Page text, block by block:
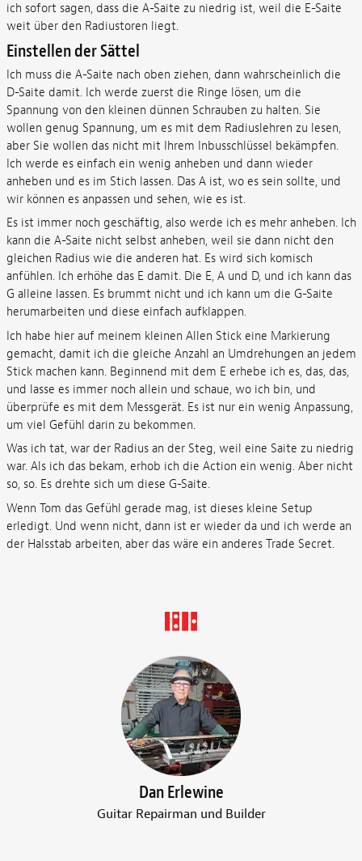
ich sofort sagen, dass die A-Saite zu niedrig ist, weil die E-Saite
weit über den Radiustoren liegt.
Einstellen der Sättel
Ich muss die A-Saite nach oben ziehen, dann wahrscheinlich die
D-Saite damit. Ich werde zuerst die Ringe lösen, um die
Spannung von den kleinen dünnen Schrauben zu halten. Sie
wollen genug Spannung, um es mit dem Radiuslehren zu lesen,
aber Sie wollen das nicht mit Ihrem Inbusschlüssel bekämpfen.
Ich werde es einfach ein wenig anheben und dann wieder
anheben und es im Stich lassen. Das A ist, wo es sein sollte, und
wir können es anpassen und sehen, wie es ist.
Es ist immer noch geschäftig, also werde ich es mehr anheben. Ich
kann die A-Saite nicht selbst anheben, weil sie dann nicht den
gleichen Radius wie die anderen hat. Es wird sich komisch
anfühlen. Ich erhöhe das E damit. Die E, A und D, und ich kann das
G alleine lassen. Es brummt nicht und ich kann um die G-Saite
herumarbeiten und diese einfach aufklappen.
Ich habe hier auf meinem kleinen Allen Stick eine Markierung
gemacht, damit ich die gleiche Anzahl an Umdrehungen an jedem
Stick machen kann. Beginnend mit dem E erhebe ich es, das, das,
und lasse es immer noch allein und schaue, wo ich bin, und
überprüfe es mit dem Messgerät. Es ist nur ein wenig Anpassung,
um viel Gefühl darin zu bekommen.
Was ich tat, war der Radius an der Steg, weil eine Saite zu niedrig
war. Als ich das bekam, erhob ich die Action ein wenig. Aber nicht
so, so. Es drehte sich um diese G-Saite.
Wenn Tom das Gefühl gerade mag, ist dieses kleine Setup
erledigt. Und wenn nicht, dann ist er wieder da und ich werde an
der Halsstab arbeiten, aber das wäre ein anderes Trade Secret.
Dan Erlewine
Guitar Repairman und Builder